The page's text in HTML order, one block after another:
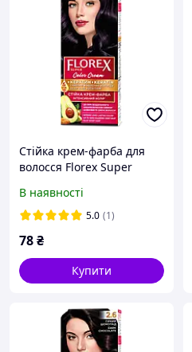
Стійка крем-фарба для
волосся Florex Super
В наявності
5.0 (1)
78₴
Купити